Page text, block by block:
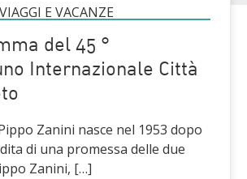
VIAGGI E VACANZE
del 45 °
Internazionale Città
Zanini nasce nel 1953 dopo
di una promessa delle due
Zanini, […]